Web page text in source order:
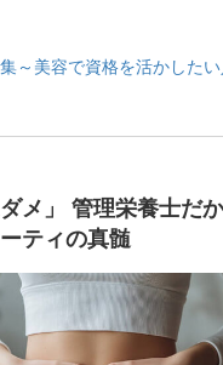
～美容で資格を活かしたい
メ」 管理栄養士だ
ティの真髄